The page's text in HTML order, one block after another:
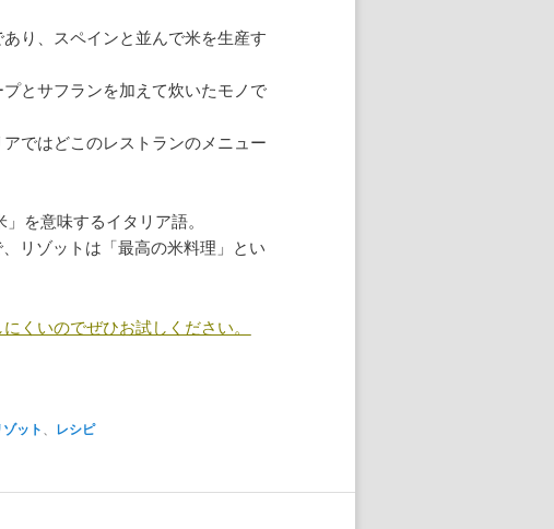
り、スペインと並んで米を生産す
とサフランを加えて炊いたモノで
ではどこのレストランのメニュー
を意味するイタリア語。
リゾットは「最高の米料理」とい
くいのでぜひお試しください。
ゾット、 レシピ